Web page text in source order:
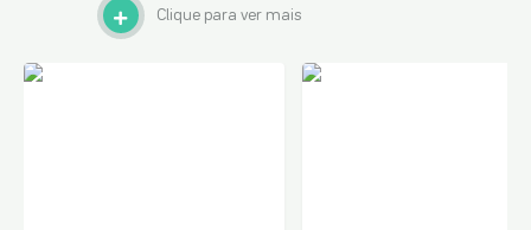
Clique para ver mais